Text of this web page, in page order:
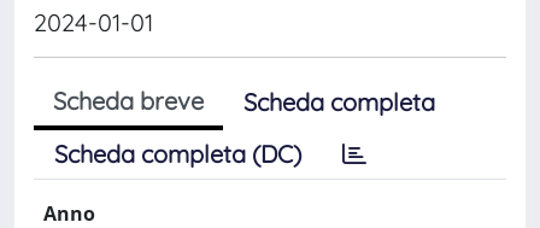
2024-01-01
Scheda breve
Scheda completa
Scheda completa (DC)
Anno